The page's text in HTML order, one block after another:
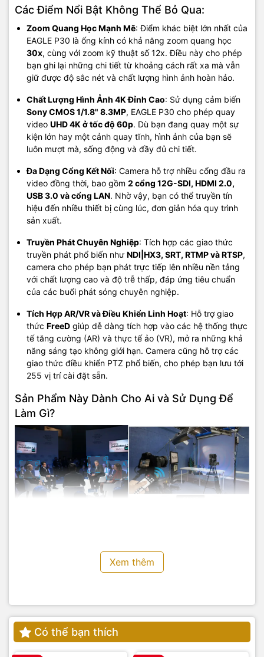
Các Điểm Nổi Bật Không Thể Bỏ Qua:
Zoom Quang Học Mạnh Mẽ: Điểm khác biệt lớn nhất của
EAGLE P30 là ống kính có khả năng zoom quang học
30x, cùng với zoom kỹ thuật số 12x. Điều này cho phép
bạn ghi lại những chi tiết từ khoảng cách rất xa mà vẫn
giữ được độ sắc nét và chất lượng hình ảnh hoàn hảo.
Chất Lượng Hình Ảnh 4K Đỉnh Cao: Sử dụng cảm biến
Sony CMOS 1/1.8" 8.3MP, EAGLE P30 cho phép quay
video UHD 4K ở tốc độ 60p. Dù bạn đang quay một sự
kiện lớn hay một cảnh quay tĩnh, hình ảnh của bạn sẽ
luôn mượt mà, sống động và đầy đủ chi tiết.
Đa Dạng Cổng Kết Nối: Camera hỗ trợ nhiều cổng đầu ra
video đồng thời, bao gồm 2 cổng 12G-SDI, HDMI 2.0,
USB 3.0 và cổng LAN. Nhờ vậy, bạn có thể truyền tín
hiệu đến nhiều thiết bị cùng lúc, đơn giản hóa quy trình
sản xuất.
Truyền Phát Chuyên Nghiệp: Tích hợp các giao thức
truyền phát phổ biến như NDI|HX3, SRT, RTMP và RTSP,
camera cho phép bạn phát trực tiếp lên nhiều nền tảng
với chất lượng cao và độ trễ thấp, đáp ứng tiêu chuẩn
của các buổi phát sóng chuyên nghiệp.
Tích Hợp AR/VR và Điều Khiển Linh Hoạt: Hỗ trợ giao
thức FreeD giúp dễ dàng tích hợp vào các hệ thống thực
tế tăng cường (AR) và thực tế ảo (VR), mở ra những khả
năng sáng tạo không giới hạn. Camera cũng hỗ trợ các
giao thức điều khiển PTZ phổ biến, cho phép bạn lưu tới
255 vị trí cài đặt sẵn.
Sản Phẩm Này Dành Cho Ai và Sử Dụng Để
Làm Gì?
sự kiện trực tiếp với chất lượng 4K.
Xem thêm
Có thể bạn thích